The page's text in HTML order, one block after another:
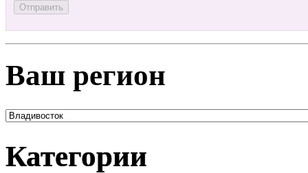
Ваш регион
Категории